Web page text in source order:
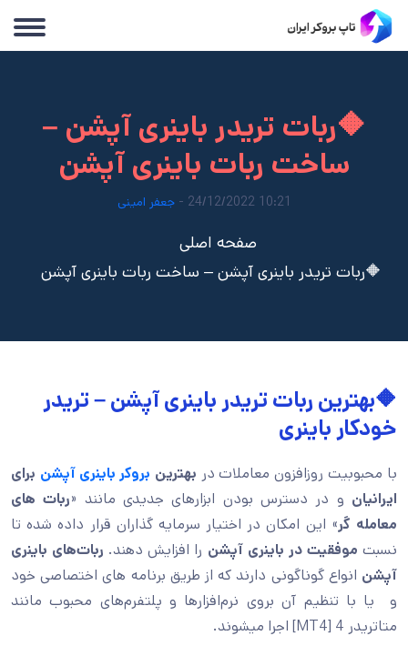
🔶ربات تریدر باینری آپشن –
ساخت ربات باینری آپشن
10:21 24/12/2022 - جعفر امینی
صفحه اصلی
🔶ربات تریدر باینری آپشن – ساخت ربات باینری آپشن
🔶بهترین ربات تریدر باینری آپشن – تریدر
خودکار باینری
با محبوبیت روزافزون معاملات در بهترین بروکر باینری آپشن برای
ایرانیان و در دسترس بودن ابزارهای جدیدی مانند «ربات های
معامله گر» این امکان در اختیار سرمایه گذاران قرار داده شده تا
نسبت موفقیت در باینری آپشن را افزایش دهند. ربات‌های باینری
آپشن انواع گوناگونی دارند که از طریق برنامه های اختصاصی خود
و یا با تنظیم آن بروی نرم‌افزارها و پلتفرم‌های محبوب مانند
متاتریدر 4 [MT4] اجرا میشوند.